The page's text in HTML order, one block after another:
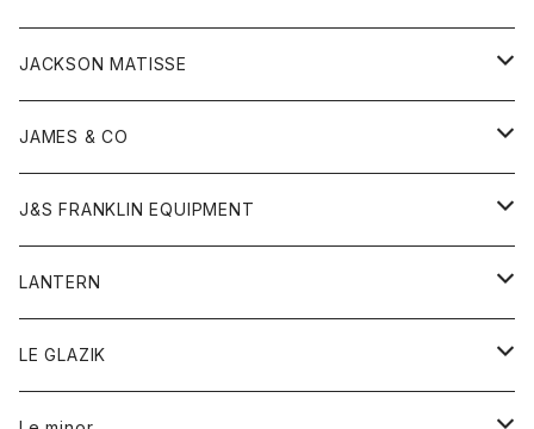
フリース
ストール
マフラー
Tシャツ
グッズ
アンダーウェア
靴
トップス
カーディガン
ジャケット
ボトム
オーバーオール
ショートパンツ
レディース
アウター
カーディガン
コート
Tシャツ
ロンパース
グッズ
靴
ストール
トップス
カットソー
シャツ
ボトム
オーバーオール
ショートパンツ
レディース
オーバーオール
シャツ
ワンピース
ワンピース
ワンピース
バック
キッズ
トレーナー
トップス
Gジャケット
スウェット
帽子
JACKSON MATISSE
Tシャツ
帽子
JAMES & CO
ボトム
J&S FRANKLIN EQUIPMENT
アウター
LANTERN
アウター
LE GLAZIK